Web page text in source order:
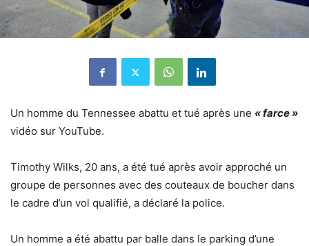
Un homme du Tennessee abattu et tué après une « farce »
vidéo sur YouTube.
Timothy Wilks, 20 ans, a été tué après avoir approché un
groupe de personnes avec des couteaux de boucher dans
le cadre d’un vol qualifié, a déclaré la police.
Un homme a été abattu par balle dans le parking d’une